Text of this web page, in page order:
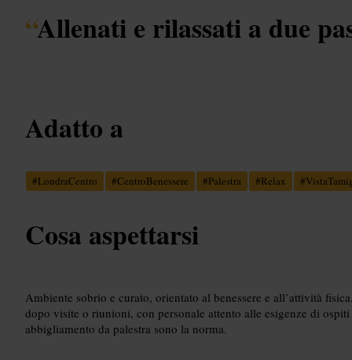
“Allenati e rilassati a due
Adatto a
#LondraCentro #CentroBenessere #Palestra #Relax #
Cosa aspettarsi
Ambiente sobrio e curato, orientato al benessere e all’attività
dopo visite o riunioni, con personale attento alle esigenze di
abbigliamento da palestra sono la norma.